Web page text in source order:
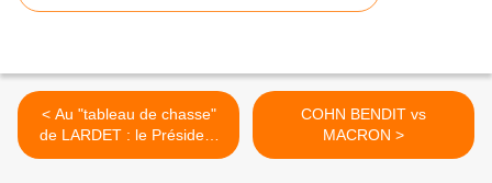
< Au "tableau de chasse"
de LARDET : le Président
de l'office du tourisme
COHN BENDIT vs
MACRON >